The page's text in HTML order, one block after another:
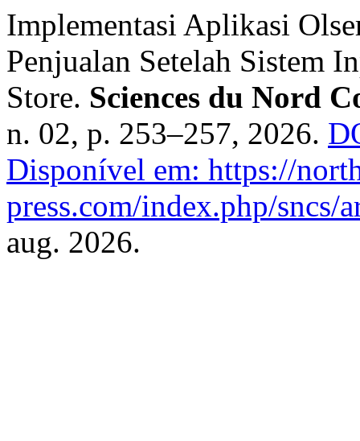
Implementasi Aplikasi
Penjualan Setelah Sistem
Store. Sciences du Nord
n. 02, p. 253–257, 2026.
Disponível em: https://
press.com/index.php/sncs/
aug. 2026.